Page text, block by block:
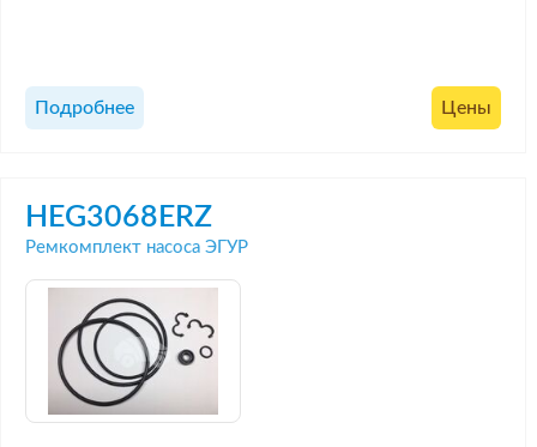
Подробнее Цены
HEG3068ERZ
Ремкомплект насоса ЭГУР